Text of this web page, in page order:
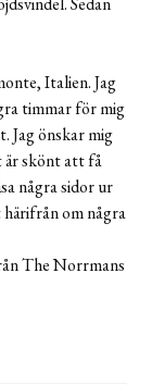
Italien. Jag
timmar för mig
Jag önskar mig
är skönt att få
några sidor ur
om några
The Norrmans